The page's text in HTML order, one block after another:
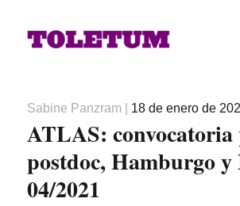
Autor
Sabine Panzram
Publicado
el
18 de enero de
ATLAS: convocatoria
postdoc, Hamburgo
04/2021